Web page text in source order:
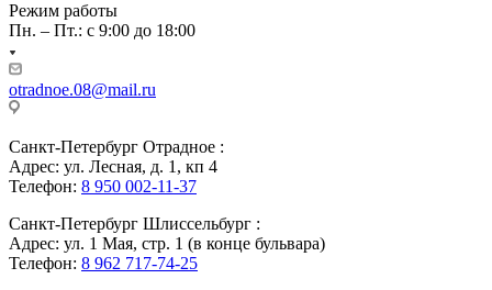
Режим работы
Пн. – Пт.: с 9:00 до 18:00
otradnoe.08@mail.ru
Санкт-Петербург Отрадное :
Адрес: ул. Лесная, д. 1, кп 4
Телефон: 8 950 002-11-37
Санкт-Петербург Шлиссельбург :
Адрес: ул. 1 Мая, стр. 1 (в конце бульвара)
Телефон: 8 962 717-74-25